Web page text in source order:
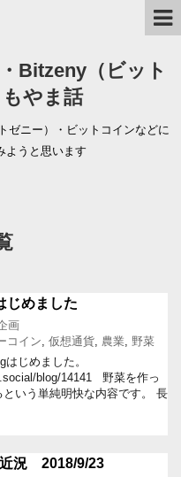
Bitzeny（ビット
やま話
ゼニー）・ビットコインなどに
ようと思います
じめました
画
コイン, 仮想通貨, 農業, 野菜
はじめました。
blog/14141 野菜を作っ
いう単純明快な内容です。 長
近況 2018/9/23